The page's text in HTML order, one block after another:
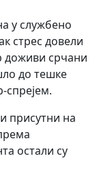
у службено
стрес довели
доживи срчани
до тешке
спрејем.
присутни на
остали су